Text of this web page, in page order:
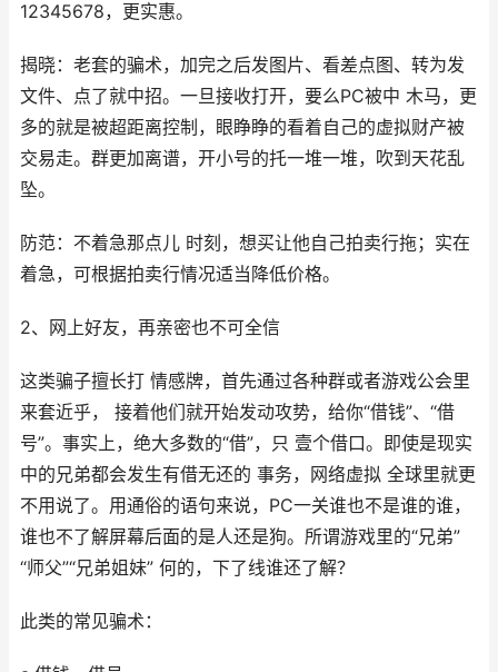
12345678，更实惠。
揭晓：老套的骗术，加完之后发图片、看差点图、转为发
文件、点了就中招。一旦接收打开，要么PC被中 木马，更
多的就是被超距离控制，眼睁睁的看着自己的虚拟财产被
交易走。群更加离谱，开小号的托一堆一堆，吹到天花乱
坠。
防范：不着急那点儿 时刻，想买让他自己拍卖行拖；实在
着急，可根据拍卖行情况适当降低价格。
2、网上好友，再亲密也不可全信
这类骗子擅长打 情感牌，首先通过各种群或者游戏公会里
来套近乎， 接着他们就开始发动攻势，给你“借钱”、“借
号”。事实上，绝大多数的“借”，只 壹个借口。即使是现实
中的兄弟都会发生有借无还的 事务，网络虚拟 全球里就更
不用说了。用通俗的语句来说，PC一关谁也不是谁的谁，
谁也不了解屏幕后面的是人还是狗。所谓游戏里的“兄弟”
“师父”“兄弟姐妹” 何的，下了线谁还了解？
此类的常见骗术：